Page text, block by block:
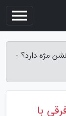
مژه دارد؟ -
با